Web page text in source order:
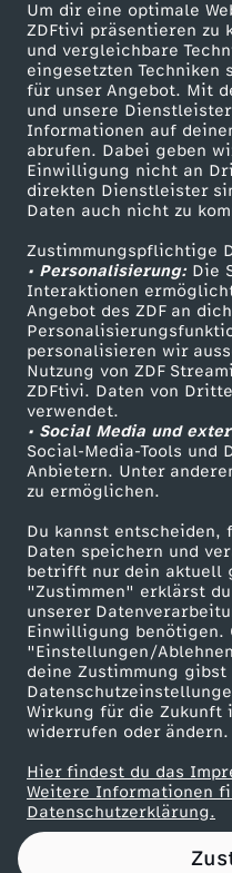
Um dir eine optimale
ZDFtivi präsentieren zu
und vergleichbare
eingesetzten
für unser Angebot. Mit
und unsere
Informationen auf
abrufen. Dabei geben
Einwilligung nicht an
direkten Dienstleister
Daten auch nicht zu
Zustimmungspflichtige
• Personalisierung:Die
Interaktionen
Angebot des ZDF an
personalisieren wir
Nutzung von ZDF
ZDFtivi. Daten von
verwendet.
• Social Media und
Social-Media-Tools und
Anbietern. Unter
zu ermöglichen.
Du kannst entscheiden,
Daten speichern und
betrifft nur dein aktuell
"Zustimmen" erklärst
unserer
Einwilligung benötigen.
"Einstellungen/
deine Zustimmung
Wirkung für die Zukunft
widerrufen oder ändern.
Hier findest du das
Weitere Informationen
Datenschutzerklärung.
e
r
s
u
c
h
M
e
s
s
e
h
o
s
t
e
Mehr ZDF
ZDF-Apps
Smart TV
ZDFtext
Livestreams
Sendungen A-Z
TV-Programm
ZDF Unternehmen
Karriere
ZDF goes Schule
Werbefernsehen
Mainzelmännchen
Partner